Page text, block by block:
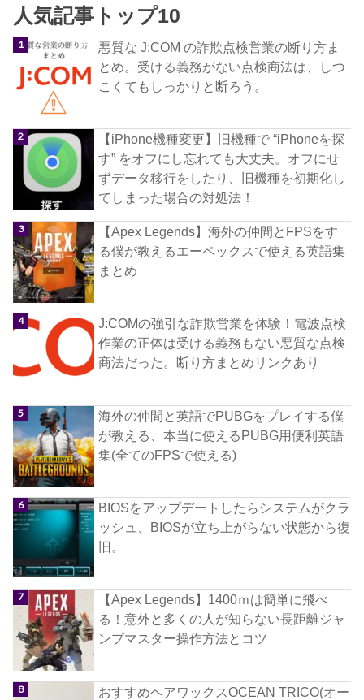
人気記事トップ10
悪質な J:COM の詐欺点検営業の断り方ま
とめ。受ける義務がない点検商法は、しつ
こくてもしっかりと断ろう。
【iPhone機種変更】旧機種で “iPhoneを探
す” をオフにし忘れても大丈夫。オフにせ
ずデータ移行をしたり、旧機種を初期化し
てしまった場合の対処法！
【Apex Legends】海外の仲間とFPSをす
る僕が教えるエーペックスで使える英語集
まとめ
J:COMの強引な詐欺営業を体験！電波点検
作業の正体は受ける義務もない悪質な点検
商法だった。断り方まとめリンクあり
海外の仲間と英語でPUBGをプレイする僕
が教える、本当に使えるPUBG用便利英語
集(全てのFPSで使える)
BIOSをアップデートしたらシステムがクラ
ッシュ、BIOSが立ち上がらない状態から復
旧。
【Apex Legends】1400ｍは簡単に飛べ
る！意外と多くの人が知らない長距離ジャ
ンプマスター操作方法とコツ
おすすめヘアワックスOCEAN TRICO(オー